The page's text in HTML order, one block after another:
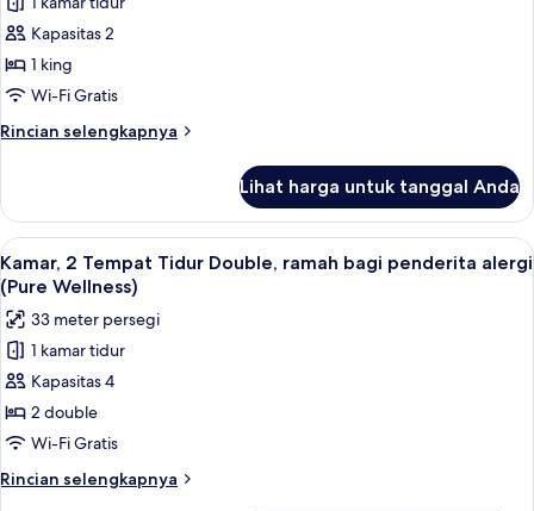
bathtub
Kamar,
1
Tempat
Tidur
King,
ramah
penderita
alergi
(Pure
Wellness)
Kapasitas 2
1 king
Wi-Fi Gratis
Rincian selengkapnya
Rincian
Kamar,
Tempat
Tidur
King,
ramah
bagi
penderita
alergi
(Pure
Lihat harga untuk tanggal Anda
Lihat
semua
foto
untuk
Kamar,
2
Tempat
Tidur
Double,
ramah
Seprai Frette Italia, seprai premium,
5
Kamar, 2 Tempat Tidur Double, ramah bagi penderita alergi
(Pure Wellness)
33 meter persegi
1 kamar tidur
Kapasitas 4
2 double
Wi-Fi Gratis
Rincian selengkapnya
Rincian